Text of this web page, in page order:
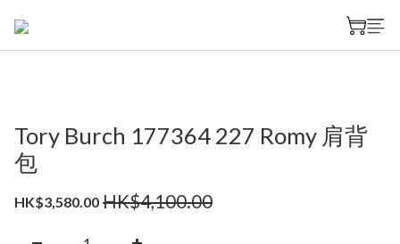
Tory Burch 177364 227 Romy 肩背
包
HK$3,580.00 HK$4,100.00